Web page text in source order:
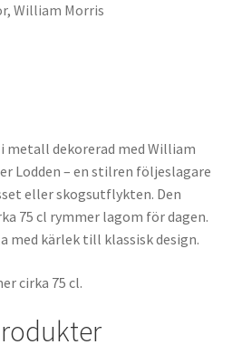
, William Morris
metall dekorerad med William
Lodden – en stilren följeslagare
eller skogsutflykten. Den
75 cl rymmer lagom för dagen.
med kärlek till klassisk design.
cirka 75 cl.